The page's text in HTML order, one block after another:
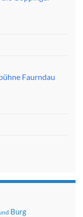
Faurndau
Burg